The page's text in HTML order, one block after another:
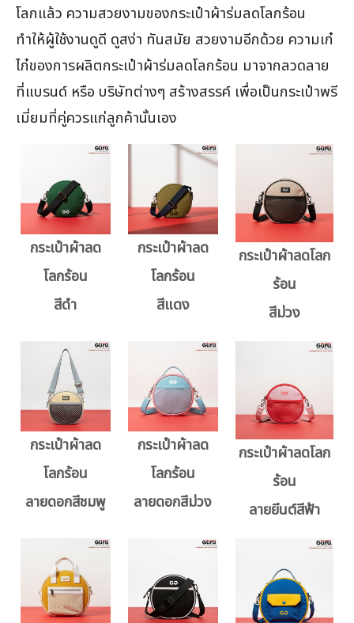
โลกแล้ว ความสวยงามของกระเป๋าผ้าร่มลดโลกร้อน
ทำให้ผู้ใช้งานดูดี ดูสง่า ทันสมัย สวยงามอีกด้วย ความเก๋
ไก๋ของการผลิตกระเป๋าผ้าร่มลดโลกร้อน มาจากลวดลาย
ที่แบรนด์ หรือ บริษัทต่างๆ สร้างสรรค์ เพื่อเป็นกระเป๋าพรี
เมี่ยมที่คู่ควรแก่ลูกค้านั้นเอง
กระเป๋าผ้าลด
โลกร้อน
สีดำ
กระเป๋าผ้าลด
โลกร้อน
สีแดง
กระเป๋าผ้าลดโลก
ร้อน
สีม่วง
กระเป๋าผ้าลด
โลกร้อน
ลายดอกสีชมพู
กระเป๋าผ้าลด
โลกร้อน
ลายดอกสีม่วง
กระเป๋าผ้าลดโลก
ร้อน
ลายยีนต์สีฟ้า